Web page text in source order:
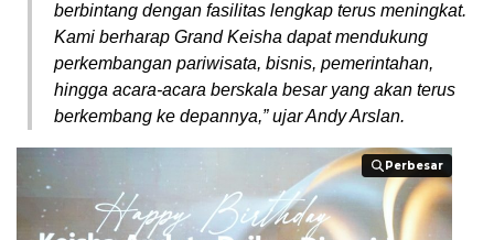
berbintang dengan fasilitas lengkap terus meningkat.
Kami berharap Grand Keisha dapat mendukung
perkembangan pariwisata, bisnis, pemerintahan,
hingga acara-acara berskala besar yang akan terus
berkembang ke depannya,” ujar Andy Arslan.
Perbesar
Perbesar